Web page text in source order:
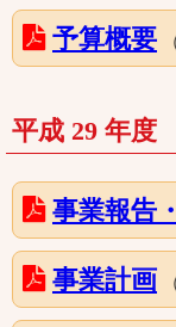
予算概要
平成 29 年度
事業報告
事業計画